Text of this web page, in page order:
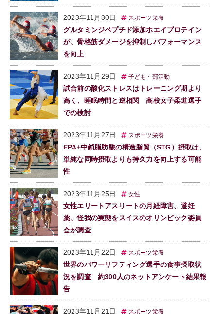
2023年11月30日 スポーツ栄養
グルタミンジペプチド添加ホエイプロテイン
が、骨格筋ダメージを抑制しパフォーマンス
を向上
2023年11月29日 子ども・部活動
試合前の酸化ストレスはトレーニング期より
高く、睡眠時間と逆相関 高校女子柔道選手
での検討
2023年11月27日 スポーツ栄養
EPA+中鎖脂肪酸の構造脂質（STG）摂取は、
単純な同時摂取よりも持久力を向上する可能
性
2023年11月25日 女性
女性エリートアスリートの月経障害、避妊
薬、怪我の実態をスイスのオリンピック委員
会が調査
2023年11月22日 スポーツ栄養
世界のパワーリフティング選手の食事摂取状
況を調査 約300人のネットアンケート結果報
告
2023年11月21日 スポーツ栄養